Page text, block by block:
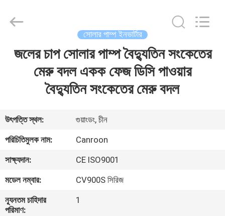
বাড়ি
আমাদের
সম্পর্কে
কারখানা
ভ্রমণ
Appliances
Reserved.
সোলার পাম্প ইনভার্টার
জলের চাপ সোলার পাম্প বৈদ্যুতিন সংকেতের
মেরু বদল একক ফেজ ডিসি পাওয়ার
বৈদ্যুতিন সংকেতের মেরু বদল
উৎপত্তি স্থল:
গুয়াংডং, চীন
পরিচিতিমুলক নাম:
Canroon
সাক্ষ্যদান:
CE ISO9001
মডেল নম্বার:
CV900S সিরিজ
ন্যূনতম চাহিদার
পরিমাণ:
1